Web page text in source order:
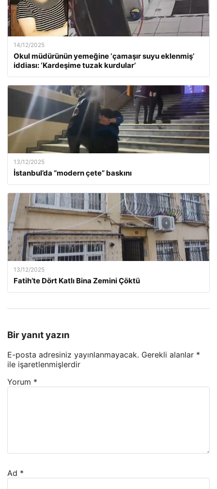
14/12/2025
Okul müdürünün yemeğine ‘çamaşır suyu eklenmiş’
iddiası: ‘Kardeşime tuzak kurdular’
13/12/2025
İstanbul’da “modern çete” baskını
13/12/2025
Fatih’te Dört Katlı Bina Zemini Çöktü
Bir yanıt yazın
E-posta adresiniz yayınlanmayacak. Gerekli alanlar *
ile işaretlenmişlerdir
Yorum *
Ad *